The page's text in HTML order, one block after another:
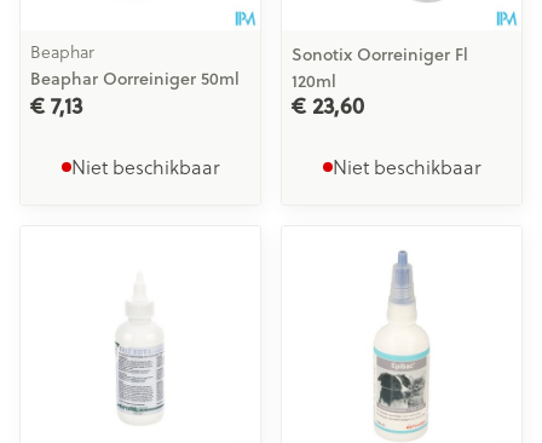
Beaphar
Beaphar Oorreiniger 50ml
€ 7,13
Niet beschikbaar
Sonotix Oorreiniger Fl
120ml
€ 23,60
Niet beschikbaar